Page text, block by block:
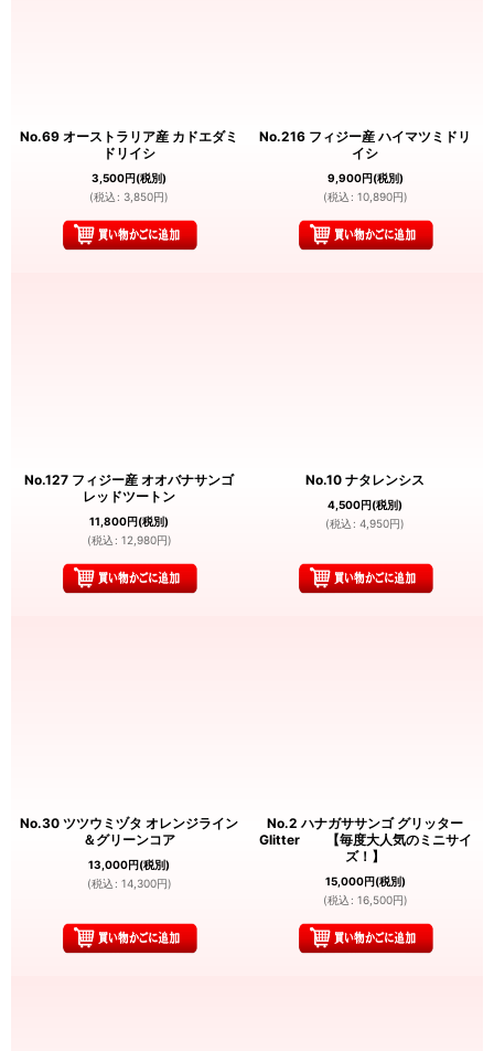
No.69 オーストラリア産 カドエダミ
ドリイシ
3,500円(税別)
(税込 : 3,850円)
No.216 フィジー産 ハイマツミドリ
イシ
9,900円(税別)
(税込 : 10,890円)
No.127 フィジー産 オオバナサンゴ
レッドツートン
11,800円(税別)
(税込 : 12,980円)
No.10 ナタレンシス
4,500円(税別)
(税込 : 4,950円)
No.30 ツツウミヅタ オレンジライン
＆グリーンコア
13,000円(税別)
(税込 : 14,300円)
No.2 ハナガササンゴ グリッター
Glitter 【毎度大人気のミニサイ
ズ！】
15,000円(税別)
(税込 : 16,500円)